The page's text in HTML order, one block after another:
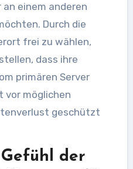
einem anderen
Durch die
frei zu wählen,
dass ihre
primären Server
vor möglichen
geschützt
der